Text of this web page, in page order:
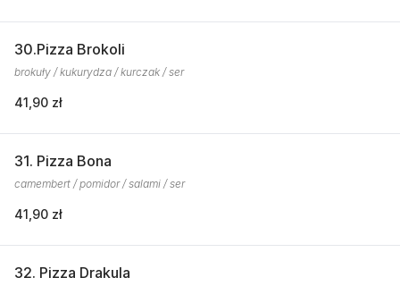
30.Pizza Brokoli
brokuły / kukurydza / kurczak / ser
41,90 zł
31. Pizza Bona
camembert / pomidor / salami / ser
41,90 zł
32. Pizza Drakula